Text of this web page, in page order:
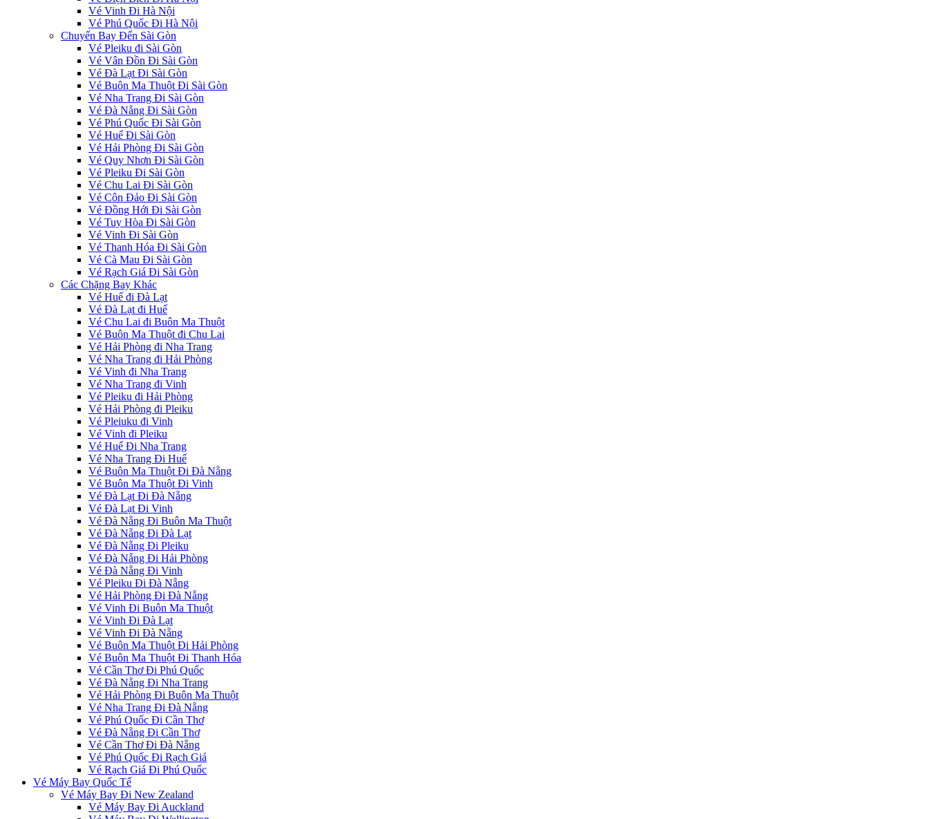
Vé Vinh Đi Hà Nội
Vé Phú Quốc Đi Hà Nội
Chuyến Bay Đến Sài Gòn
Vé Pleiku đi Sài Gòn
Vé Vân Đồn Đi Sài Gòn
Vé Đà Lạt Đi Sài Gòn
Vé Buôn Ma Thuột Đi Sài Gòn
Vé Nha Trang Đi Sài Gòn
Vé Đà Nẵng Đi Sài Gòn
Vé Phú Quốc Đi Sài Gòn
Vé Huế Đi Sài Gòn
Vé Hải Phòng Đi Sài Gòn
Vé Quy Nhơn Đi Sài Gòn
Vé Pleiku Đi Sài Gòn
Vé Chu Lai Đi Sài Gòn
Vé Côn Đảo Đi Sài Gòn
Vé Đồng Hới Đi Sài Gòn
Vé Tuy Hòa Đi Sài Gòn
Vé Vinh Đi Sài Gòn
Vé Thanh Hóa Đi Sài Gòn
Vé Cà Mau Đi Sài Gòn
Vé Rạch Giá Đi Sài Gòn
Các Chặng Bay Khác
Vé Huế đi Đà Lạt
Vé Đà Lạt đi Huế
Vé Chu Lai đi Buôn Ma Thuột
Vé Buôn Ma Thuột đi Chu Lai
Vé Hải Phòng đi Nha Trang
Vé Nha Trang đi Hải Phòng
Vé Vinh đi Nha Trang
Vé Nha Trang đi Vinh
Vé Pleiku đi Hải Phòng
Vé Hải Phòng đi Pleiku
Vé Pleiuku đi Vinh
Vé Vinh đi Pleiku
Vé Huế Đi Nha Trang
Vé Nha Trang Đi Huế
Vé Buôn Ma Thuột Đi Đà Nẵng
Vé Buôn Ma Thuột Đi Vinh
Vé Đà Lạt Đi Đà Nẵng
Vé Đà Lạt Đi Vinh
Vé Đà Nẵng Đi Buôn Ma Thuột
Vé Đà Nẵng Đi Đà Lạt
Vé Đà Nẵng Đi Pleiku
Vé Đà Nẵng Đi Hải Phòng
Vé Đà Nẵng Đi Vinh
Vé Pleiku Đi Đà Nẵng
Vé Hải Phòng Đi Đà Nẵng
Vé Vinh Đi Buôn Ma Thuột
Vé Vinh Đi Đà Lạt
Vé Vinh Đi Đà Nẵng
Vé Buôn Ma Thuột Đi Hải Phòng
Vé Buôn Ma Thuột Đi Thanh Hóa
Vé Cần Thơ Đi Phú Quốc
Vé Đà Nẵng Đi Nha Trang
Vé Hải Phòng Đi Buôn Ma Thuột
Vé Nha Trang Đi Đà Nẵng
Vé Phú Quốc Đi Cần Thơ
Vé Đà Nẵng Đi Cần Thơ
Vé Cần Thơ Đi Đà Nẵng
Vé Phú Quốc Đi Rạch Giá
Vé Rạch Giá Đi Phú Quốc
Vé Máy Bay Quốc Tế
Vé Máy Bay Đi New Zealand
Vé Máy Bay Đi Auckland